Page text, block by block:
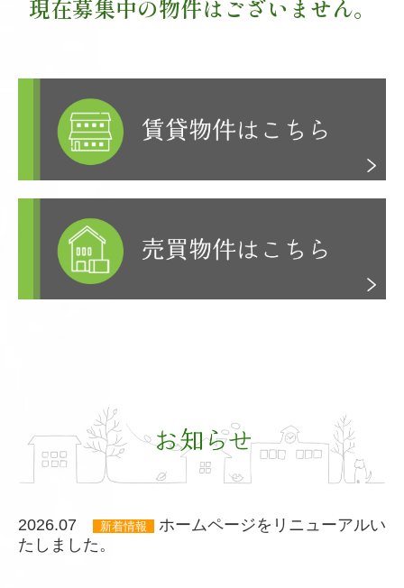
現在募集中の物件はございません。
2026.07 新着情報
ホームページをリニューアルい
たしました。